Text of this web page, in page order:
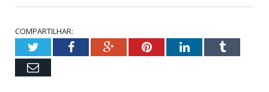
COMPARTILHAR:
TwitterFacebookGoogle+PinterestLinkedInTumblr
Email